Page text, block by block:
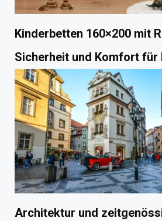
Kinderbetten 160×200 mit
Sicherheit und Komfort für
Architektur und